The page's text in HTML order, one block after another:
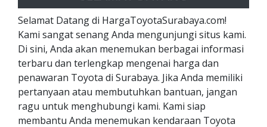
Selamat Datang di HargaToyotaSurabaya.com!
Kami sangat senang Anda mengunjungi situs kami.
Di sini, Anda akan menemukan berbagai informasi
terbaru dan terlengkap mengenai harga dan
penawaran Toyota di Surabaya. Jika Anda memiliki
pertanyaan atau membutuhkan bantuan, jangan
ragu untuk menghubungi kami. Kami siap
membantu Anda menemukan kendaraan Toyota